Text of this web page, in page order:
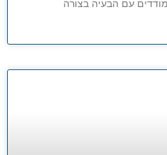
עם הבעיה בצורה